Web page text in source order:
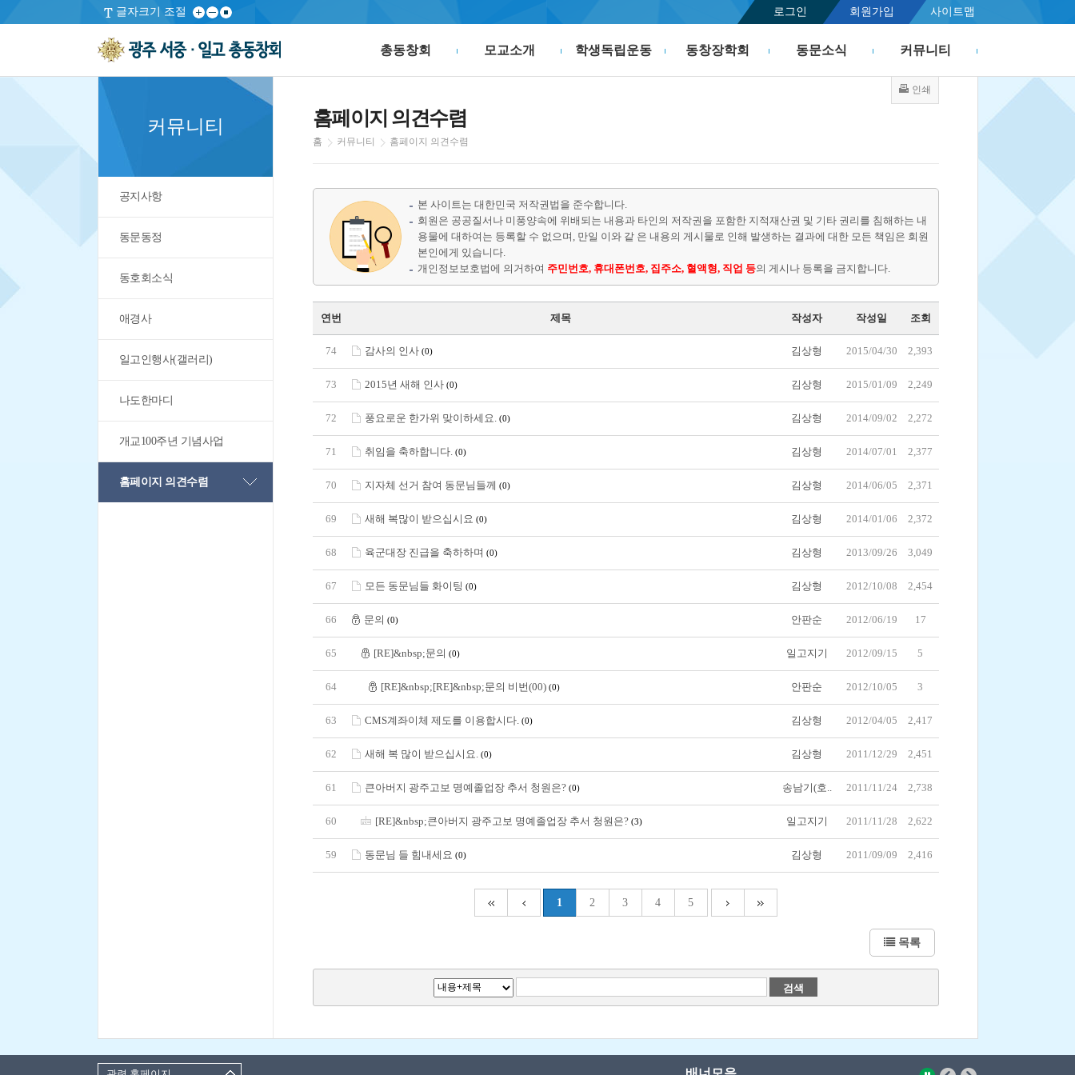
글자크기 조절 로그인 회원가입 사이트맵
총동창회 모교소개 학생독립운동 동창장학회 동문소식 커뮤니티
커뮤니티
공지사항
동문동정
동호회소식
애경사
일고인행사(갤러리)
나도한마디
개교100주년 기념사업
홈페이지 의견수렴
홈페이지 의견수렴
홈 커뮤니티 홈페이지 의견수렴
인쇄
본 사이트는 대한민국 저작권법을 준수합니다.
회원은 공공질서나 미풍양속에 위배되는 내용과 타인의 저작권을 포함한 지적재산권 및 기타 권리를 침해하는 내
용물에 대하여는 등록할 수 없으며, 만일 이와 같 은 내용의 게시물로 인해 발생하는 결과에 대한 모든 책임은 회원
본인에게 있습니다.
개인정보보호법에 의거하여 주민번호, 휴대폰번호, 집주소, 혈액형, 직업 등의 게시나 등록을 금지합니다.
연번 제목 작성자 작성일 조회
74 감사의 인사 (0) 김상형 2015/04/30 2,393
73 2015년 새해 인사 (0) 김상형 2015/01/09 2,249
72 풍요로운 한가위 맞이하세요. (0) 김상형 2014/09/02 2,272
71 취임을 축하합니다. (0) 김상형 2014/07/01 2,377
70 지자체 선거 참여 동문님들께 (0) 김상형 2014/06/05 2,371
69 새해 복많이 받으십시요 (0) 김상형 2014/01/06 2,372
68 육군대장 진급을 축하하며 (0) 김상형 2013/09/26 3,049
67 모든 동문님들 화이팅 (0) 김상형 2012/10/08 2,454
66 문의 (0) 안판순 2012/06/19 17
65 [RE]&nbsp;문의 (0) 일고지기 2012/09/15 5
64 [RE]&nbsp;[RE]&nbsp;문의 비번(00) (0) 안판순 2012/10/05 3
63 CMS계좌이체 제도를 이용합시다. (0) 김상형 2012/04/05 2,417
62 새해 복 많이 받으십시요. (0) 김상형 2011/12/29 2,451
61 큰아버지 광주고보 명예졸업장 추서 청원은? (0) 송남기(호.. 2011/11/24 2,738
60 [RE]&nbsp;큰아버지 광주고보 명예졸업장 추서 청원은? (3) 일고지기 2011/11/28 2,622
59 동문님 들 힘내세요 (0) 김상형 2011/09/09 2,416
1 2 3 4 5
목록